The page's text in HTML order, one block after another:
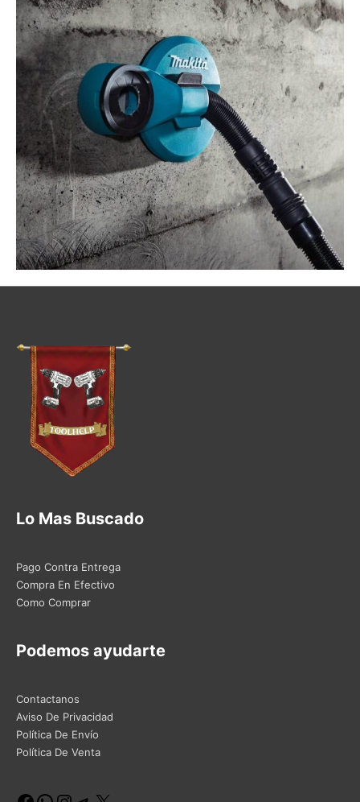
Lo Mas Buscado
Pago Contra Entrega
Compra En Efectivo
Como Comprar
Podemos ayudarte
Contactanos
Aviso De Privacidad
Política De Envío
Política De Venta